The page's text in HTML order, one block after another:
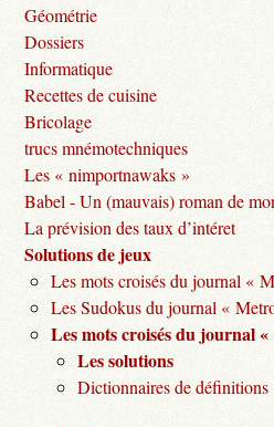
Géométrie
Dossiers
Informatique
Recettes de cuisine
Bricolage
trucs mnémotechniques
Les « nimportnawaks »
Babel - Un (mauvais) roman de
La prévision des taux d’intéret
Solutions de jeux
Les mots croisés du journal «
Les Sudokus du journal «
Les mots croisés du journal
Les solutions
Dictionnaires de définitions